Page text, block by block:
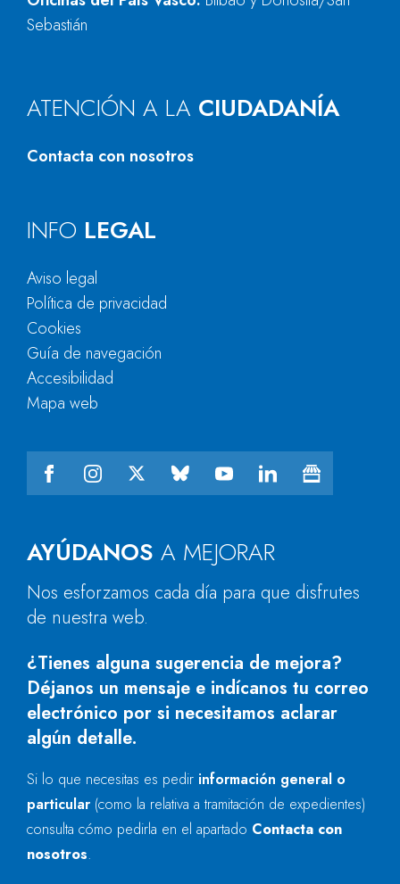
Sebastián
ATENCIÓN A LA CIUDADANÍA
Contacta con nosotros
AYÚDANOS A MEJORAR
Nos esforzamos cada día para que disfrutes
de nuestra web.
¿Tienes alguna sugerencia de mejora?
Déjanos un mensaje e indícanos tu correo
electrónico por si necesitamos aclarar
algún detalle.
Si lo que necesitas es pedir información general o
particular (como la relativa a tramitación de expedientes)
consulta cómo pedirla en el apartado Contacta con
nosotros.
INFO LEGAL
Aviso legal
Política de privacidad
Cookies
Guía de navegación
Accesibilidad
Mapa web